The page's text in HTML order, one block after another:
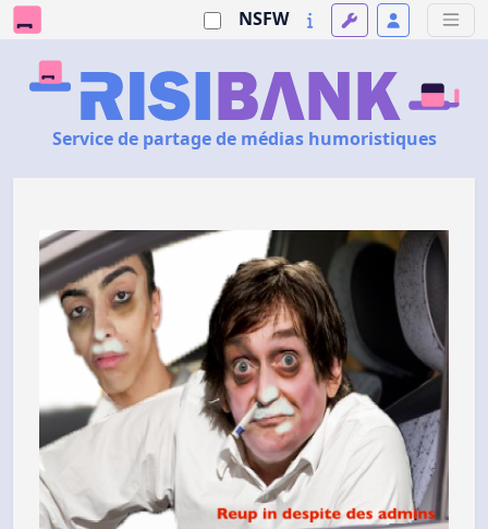
NSFW
Service de partage de médias humoristiques